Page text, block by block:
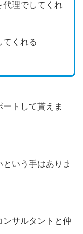
理でしてくれ
くれる
トして貰えま
いう手はありま
ンサルタントと仲